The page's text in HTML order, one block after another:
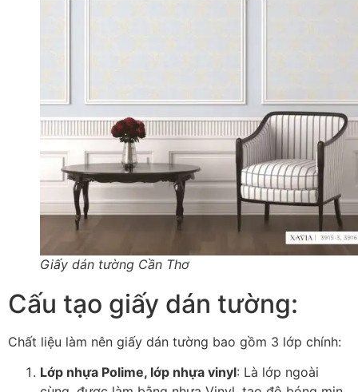
Giấy dán tường Cần Thơ
Cấu tạo giấy dán tường:
Chất liệu làm nên giấy dán tường bao gồm 3 lớp chính:
Lớp nhựa Polime, lớp nhựa vinyl: Là lớp ngoài